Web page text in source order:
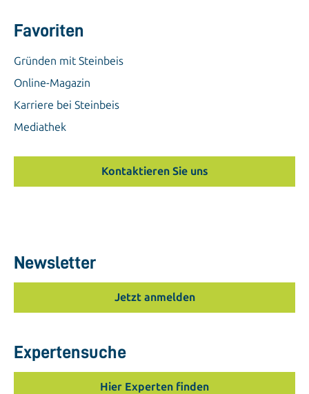
Favoriten
Gründen mit Steinbeis
Online-Magazin
Karriere bei Steinbeis
Mediathek
Kontaktieren Sie uns
Newsletter
Jetzt anmelden
Expertensuche
Hier Experten finden